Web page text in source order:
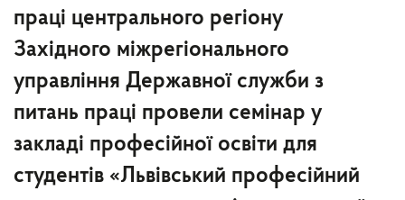
праці центрального регіону
Західного міжрегіонального
управління Державної служби з
питань праці провели семінар у
закладі професійної освіти для
студентів «Львівський професійний